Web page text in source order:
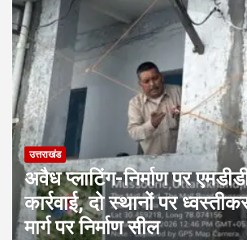
उत्तराखंड
अवैध प्लाटिंग-निर्माण पर
कार्रवाई, दो स्थानों पर
मार्ग पर निर्माण सील